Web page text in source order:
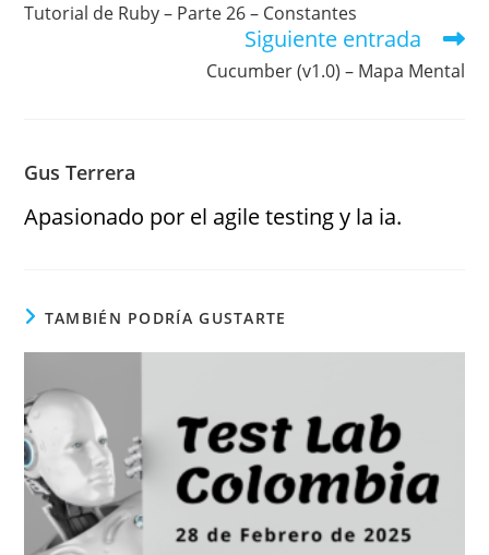
Tutorial de Ruby – Parte 26 – Constantes
Siguiente entrada
Cucumber (v1.0) – Mapa Mental
Gus Terrera
Apasionado por el agile testing y la ia.
TAMBIÉN PODRÍA GUSTARTE